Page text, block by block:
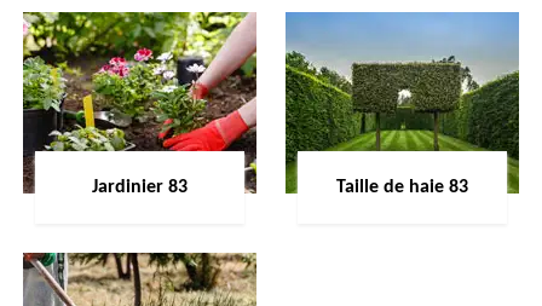
Jardinier 83 Taille de haie 83